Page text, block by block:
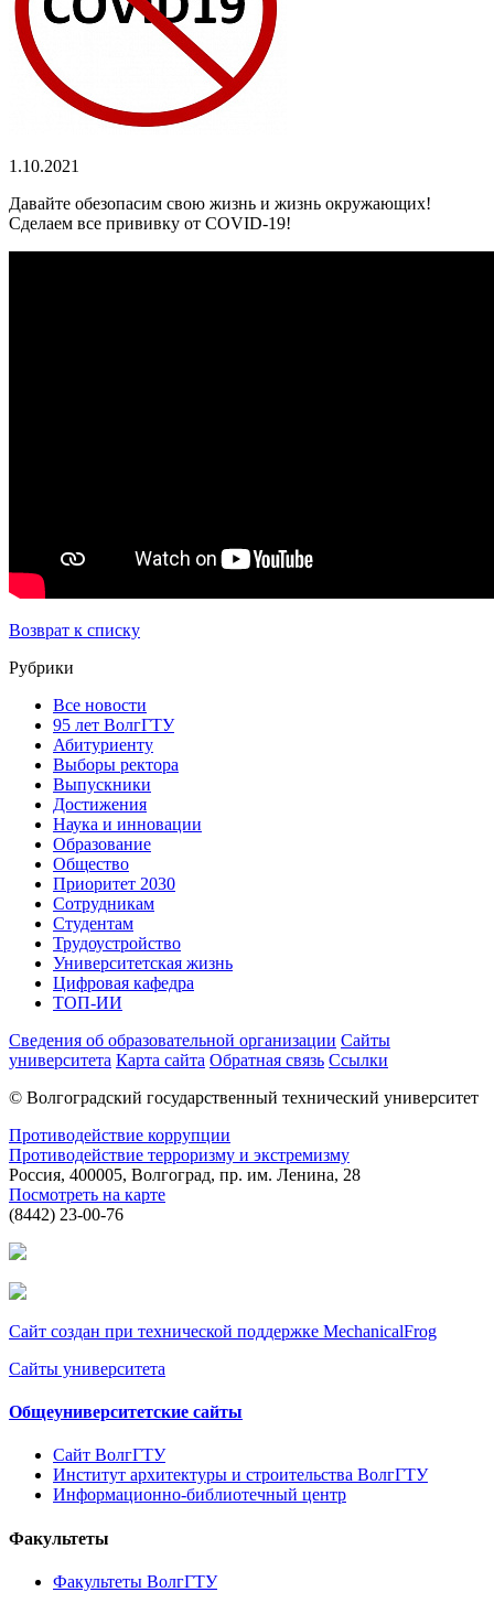
1.10.2021
Давайте обезопасим свою жизнь и жизнь окружающих!
Сделаем все прививку от COVID-19!
Возврат к списку
Рубрики
Все новости
95 лет ВолгГТУ
Абитуриенту
Выборы ректора
Выпускники
Достижения
Наука и инновации
Образование
Общество
Приоритет 2030
Сотрудникам
Студентам
Трудоустройство
Университетская жизнь
Цифровая кафедра
ТОП-ИИ
Сведения об образовательной организации Сайты
университета Карта сайта Обратная связь Ссылки
© Волгоградский государственный технический университет
Противодействие коррупции
Противодействие терроризму и экстремизму
Россия, 400005, Волгоград, пр. им. Ленина, 28
Посмотреть на карте
(8442) 23-00-76
Сайт создан при технической поддержке MechanicalFrog
Сайты университета
Общеуниверситетские сайты
Сайт ВолгГТУ
Институт архитектуры и строительства ВолгГТУ
Информационно-библиотечный центр
Факультеты
Факультеты ВолгГТУ